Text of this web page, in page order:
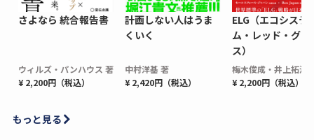
さよなら 統合報告書
ウィルズ・パンハウス 著
¥ 2,200円（税込）
計画しない人はうま
くいく
中村洋基 著
¥ 2,420円（税込）
ELG（エコシステ
ム・レッド・グロ
ス）
梅木俊成・井上拓海
¥ 2,200円（税込）
もっと見る